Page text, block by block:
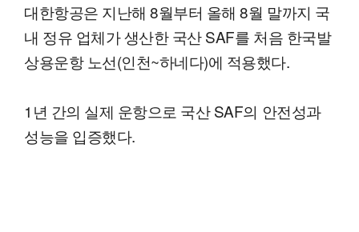
대한항공은 지난해 8월부터 올해 8월 말까지 국
내 정유 업체가 생산한 국산 SAF를 처음 한국발
상용운항 노선(인천~하네다)에 적용했다.
1년 간의 실제 운항으로 국산 SAF의 안전성과
성능을 입증했다.